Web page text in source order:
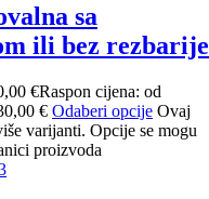
sa
ili bez rezbarije
€Raspon cijena: od
€ Odaberi opcije Ovaj
varijanti. Opcije se mogu
proizvoda